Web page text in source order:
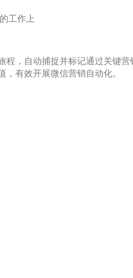
工作上
程，自动捕捉并标记通过关键营
有效开展微信营销自动化。